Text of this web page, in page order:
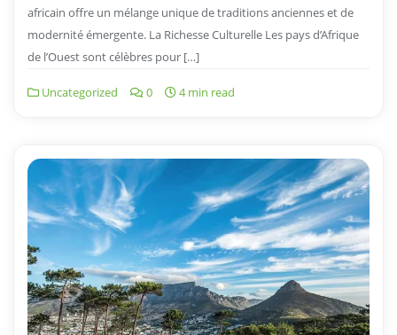
africain offre un mélange unique de traditions anciennes et de
modernité émergente. La Richesse Culturelle Les pays d’Afrique
de l’Ouest sont célèbres pour […]
Uncategorized 0 4 min read